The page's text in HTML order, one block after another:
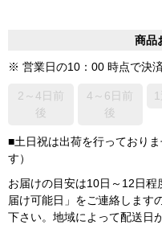
商品
※ 営業日の10：00 時点で決
2～4日前
後
4～6日前
後
■土日祝は出荷を行っており
す）
お届けの目安は10日～12日
届け可能日」をご連絡します
下さい。地域によって配送日